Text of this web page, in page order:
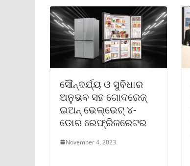
ସୌନ୍ଦର୍ଯ୍ୟ ଓ ସୁବିଧାର
ଅନୁଭବ ସହ ଗୋଦରେଜ୍
ଇଅନ୍ ଭେଲ୍‌ଭେଟ୍ ୪-
ଡୋର ରେଫ୍ରିଜରେଟର
November 4, 2023